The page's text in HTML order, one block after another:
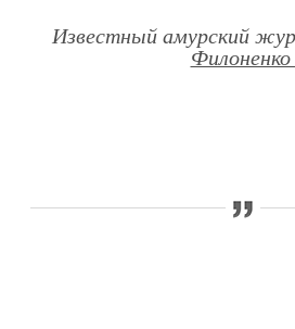
Известный амурский
Филоненко